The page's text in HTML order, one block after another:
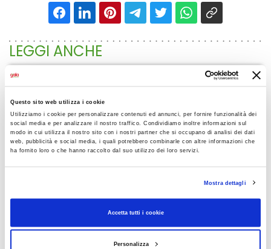
Questo sito web utilizza i cookie
Utilizziamo i cookie per personalizzare contenuti ed annunci, per fornire funzionalità dei
social media e per analizzare il nostro traffico. Condividiamo inoltre informazioni sul
modo in cui utilizza il nostro sito con i nostri partner che si occupano di analisi dei dati
web, pubblicità e social media, i quali potrebbero combinarle con altre informazioni che
ha fornito loro o che hanno raccolto dal suo utilizzo dei loro servizi.
Mostra dettagli
Accetta tutti i cookie
Personalizza
LEGGI ANCHE
30 LUGLIO 2026
Gala Superstore riapre a
Sansepolcro!